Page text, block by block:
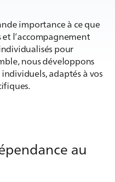
importance à ce que
et l’accompagnement
pour
nous développons
adaptés à vos
au